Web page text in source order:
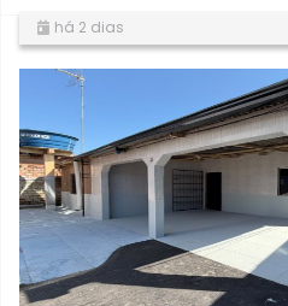
há 2 dias